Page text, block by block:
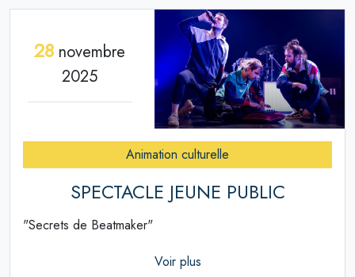
28 novembre
2025
Animation culturelle
SPECTACLE JEUNE PUBLIC
"Secrets de Beatmaker"
Voir plus